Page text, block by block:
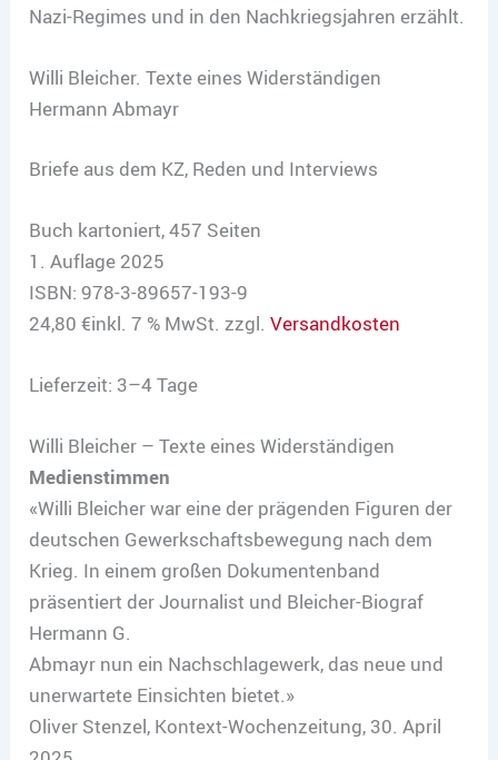
Nazi-Regimes und in den Nachkriegsjahren erzählt.
Willi Bleicher. Texte eines Widerständigen
Hermann Abmayr
Briefe aus dem KZ, Reden und Interviews
Buch kartoniert, 457 Seiten
1. Auflage 2025
ISBN: 978-3-89657-193-9
24,80 €inkl. 7 % MwSt. zzgl.Versandkosten
Lieferzeit: 3–4 Tage
Willi Bleicher – Texte eines Widerständigen
Medienstimmen
«Willi Bleicher war eine der prägenden Figuren der
deutschen Gewerkschaftsbewegung nach dem
Krieg. In einem großen Dokumentenband
präsentiert der Journalist und Bleicher-Biograf
Hermann G.
Abmayr nun ein Nachschlagewerk, das neue und
unerwartete Einsichten bietet.»
Oliver Stenzel, Kontext-Wochenzeitung, 30. April